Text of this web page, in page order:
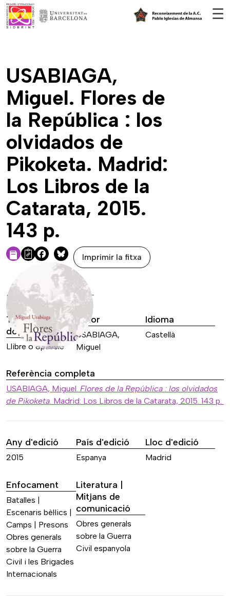
☰
USABIAGA,
Miguel. Flores de
la República : los
olvidados de
Pikoketa. Madrid:
Los Libros de la
Catarata, 2015.
143 p.
Facebook
Bluesky
Imprimir la fitxa
DADES DE LA FONT
Tipus de font
documental
Llibre o opuscle
Autor
USABIAGA,
Miguel
Idioma
Castellà
Referència completa
USABIAGA, Miguel. Flores de la República : los olvidados
de Pikoketa. Madrid: Los Libros de la Catarata, 2015. 143 p.
Any d'edició
2015
País d'edició
Espanya
Lloc d'edició
Madrid
Enfocament
Batalles |
Escenaris bèl·lics |
Camps | Presons
Obres generals
sobre la Guerra
Civil i les Brigades
Internacionals
Literatura |
Mitjans de
comunicació
Obres generals
sobre la Guerra
Civil espanyola